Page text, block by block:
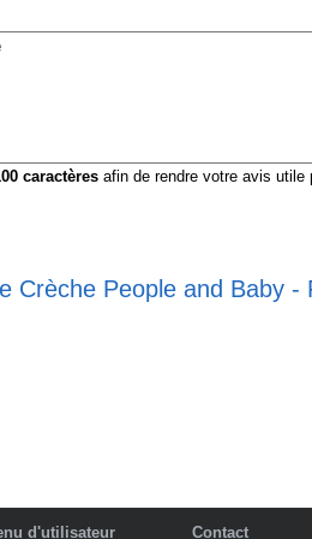
caractèresafin de rendre votre avis utile
Crèche People and Baby -
d'utilisateur Contact